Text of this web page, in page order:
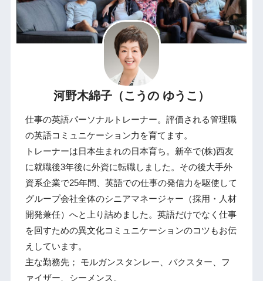
河野木綿子（こうの ゆうこ）
仕事の英語パーソナルトレーナー。評価される管理職
の英語コミュニケーション力を育てます。
トレーナーは日本生まれの日本育ち。新卒で(株)西友
に就職後3年後に外資に転職しました。その後大手外
資系企業で25年間、英語での仕事の発信力を駆使して
グループ会社全体のシニアマネージャー（採用・人材
開発兼任）へと上り詰めました。英語だけでなく仕事
を回すための異文化コミュニケーションのコツもお伝
えしています。
主な勤務先； モルガンスタンレー、バクスター、フ
ァイザー、シーメンス。